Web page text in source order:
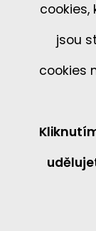
cookies,
jsou
cookies